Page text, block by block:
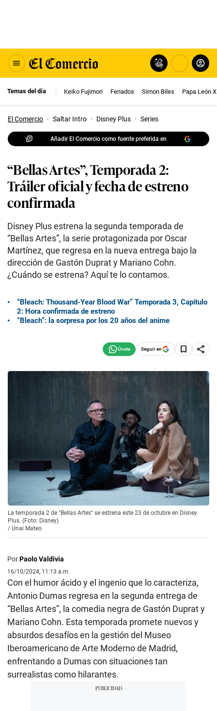
Temas del día Keiko Fujimori Feriados Simon Biles Papa León
El Comercio · Saltar Intro · Disney Plus · Series
Añadir El Comercio como fuente preferida en
“Bellas Artes”, Temporada 2:
Tráiler oficial y fecha de estreno
confirmada
Disney Plus estrena la segunda temporada de
“Bellas Artes”, la serie protagonizada por Oscar
Martínez, que regresa en la nueva entrega bajo la
dirección de Gastón Duprat y Mariano Cohn.
¿Cuándo se estrena? Aquí te lo contamos.
“Bleach: Thousand-Year Blood War” Temporada 3, Capítulo
2: Hora confirmada de estreno
“Bleach”: la sorpresa por los 20 años del anime
Seguir en
La temporada 2 de "Bellas Artes" se estrena este 23 de octubre en Disney
Plus. (Foto: Disney)
/ Unai Mateo
PorPaolo Valdivia
16/10/2024, 11:13 a.m.
Con el humor ácido y el ingenio que lo caracteriza,
Antonio Dumas regresa en la segunda entrega de
“Bellas Artes”, la comedia negra de Gastón Duprat y
Mariano Cohn. Esta temporada promete nuevos y
absurdos desafíos en la gestión del Museo
Iberoamericano de Arte Moderno de Madrid,
enfrentando a Dumas con situaciones tan
surrealistas como hilarantes.